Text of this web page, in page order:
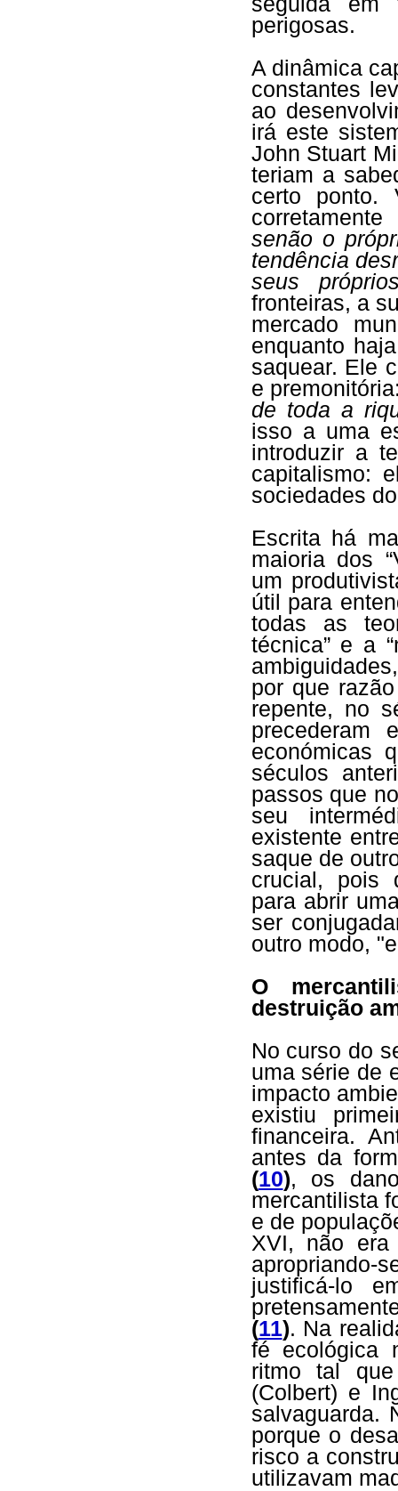
perigosas.
A dinâmica
constantes
ao
irá este
John Stuart
teriam a
certo ponto.
senão o
tendência
seus
fronteiras, a
mercado
enquanto
saquear. Ele
e
de toda a
isso a uma
introduzir a
capitalismo:
sociedades
Escrita há
maioria dos
um
útil para
todas as
técnica” e a
por que
repente, no
precederam
económicas
séculos
passos que
seu
existente
saque de
crucial, pois
para abrir
ser
outro modo,
O
destruição
No curso do
uma série de
impacto
existiu
financeira.
antes da
(10), os
mercantilista
e de
XVI, não era
apropriando-
justificá-lo
(11). Na
fé ecológica
ritmo tal
(Colbert) e
salvaguarda.
porque o
risco a
utilizavam